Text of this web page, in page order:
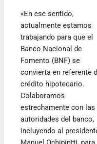
«En ese sentido,
actualmente estamos
trabajando para que el
Banco Nacional de
Fomento (BNF) se
convierta en referente
crédito hipotecario.
Colaboramos
estrechamente con las
autoridades del banco,
incluyendo al